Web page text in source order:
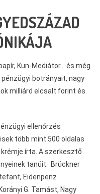
Kun-Mediátor… és még
botrányait, nagy
milliárd elcsalt forint és
ellenőrzés
több mint 500 oldalas
írta. A szerkesztő
tanúit: Brückner
Eidenpenz
G. Tamást, Nagy